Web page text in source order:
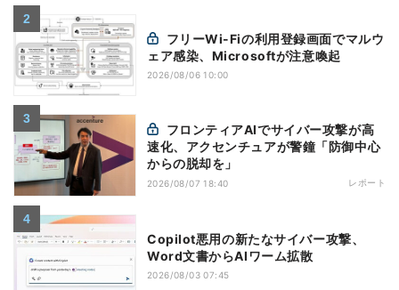
ェア感染、Microsoftが注意喚起
2026/08/06 10:00
速化、アクセンチュアが警鐘「防御中心
からの脱却を」
2026/08/07 18:40 レポート
Copilot悪用の新たなサイバー攻撃、
Word文書からAIワーム拡散
2026/08/03 07:45